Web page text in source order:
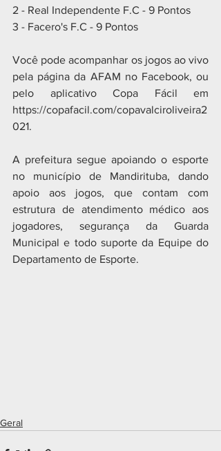
2 - Real Independente F.C - 9 Pontos
3 - Facero's F.C - 9 Pontos
Você pode acompanhar os jogos ao vivo
pela página da AFAM no Facebook, ou
pelo aplicativo Copa Fácil em
https://copafacil.com/copavalciroliveira2
021.
A prefeitura segue apoiando o esporte
no município de Mandirituba, dando
apoio aos jogos, que contam com
estrutura de atendimento médico aos
jogadores, segurança da Guarda
Municipal e todo suporte da Equipe do
Departamento de Esporte.
Geral